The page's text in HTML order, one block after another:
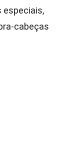
especiais,
cabeças